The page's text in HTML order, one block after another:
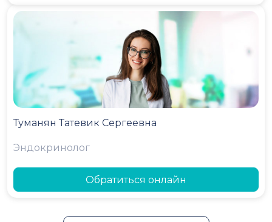
Туманян Татевик Сергеевна
Эндокринолог
Обратиться онлайн